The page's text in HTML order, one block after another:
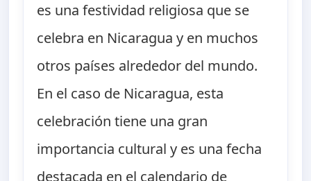
es una festividad religiosa que se
celebra en Nicaragua y en muchos
otros países alrededor del mundo.
En el caso de Nicaragua, esta
celebración tiene una gran
importancia cultural y es una fecha
destacada en el calendario de